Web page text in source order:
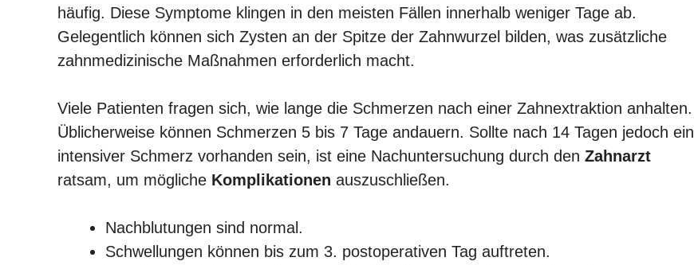
häufig. Diese Symptome klingen in den meisten Fällen innerhalb weniger Tage ab.
Gelegentlich können sich Zysten an der Spitze der Zahnwurzel bilden, was zusätzliche
zahnmedizinische Maßnahmen erforderlich macht.
Viele Patienten fragen sich, wie lange die Schmerzen nach einer Zahnextraktion anhalten.
Üblicherweise können Schmerzen 5 bis 7 Tage andauern. Sollte nach 14 Tagen jedoch ein
intensiver Schmerz vorhanden sein, ist eine Nachuntersuchung durch den Zahnarzt
ratsam, um mögliche Komplikationen auszuschließen.
Nachblutungen sind normal.
Schwellungen können bis zum 3. postoperativen Tag auftreten.